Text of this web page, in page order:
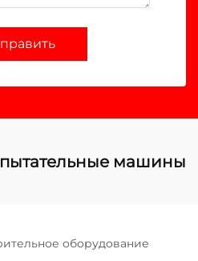
машины
оборудование